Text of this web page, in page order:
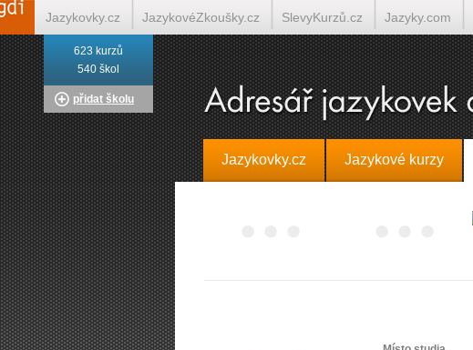
Jazykovky.cz Jazykové kurzy
623 kurzů
540 škol
přidat školu
Jazykovky.cz JazykovéZkoušky.cz SlevyKurzů.cz Jazyky.com
Italština on-line Tlumočení-Překlady.cz Překládá.cz Tlumočí.cz